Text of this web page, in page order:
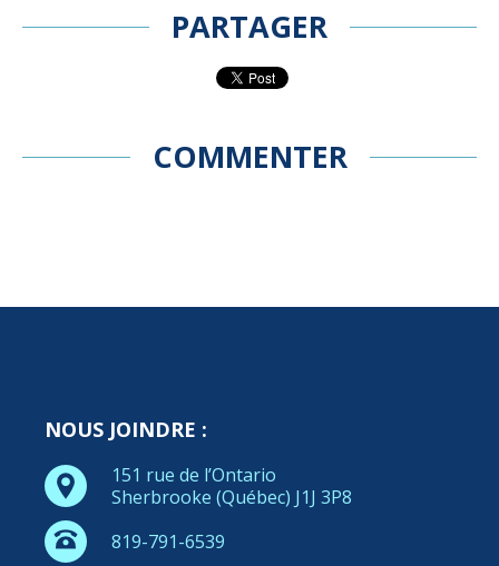
PARTAGER
COMMENTER
NOUS JOINDRE :
151 rue de l’Ontario
Sherbrooke (Québec) J1J 3P8
819-791-6539